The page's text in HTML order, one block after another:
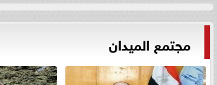
مجتمع الميدان